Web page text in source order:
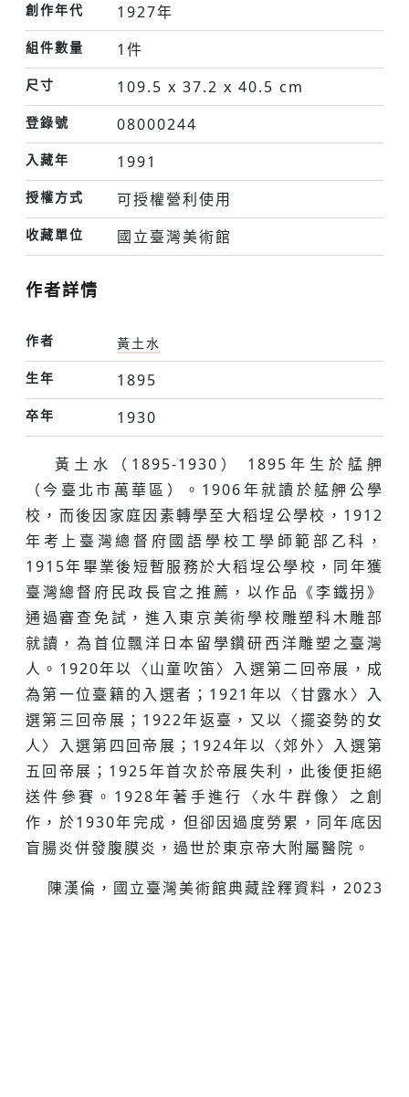
創作年代 1927年
組件數量 1件
尺寸 109.5 x 37.2 x 40.5 cm
登錄號 08000244
入藏年 1991
授權方式 可授權營利使用
收藏單位 國立臺灣美術館
作者詳情
作者
黃土水
生年
1895
卒年 1930
黃土水（1895-1930） 1895年生於艋舺
（今臺北市萬華區）。1906年就讀於艋舺公學
校，而後因家庭因素轉學至大稻埕公學校，1912
年考上臺灣總督府國語學校工學師範部乙科，
1915年畢業後短暫服務於大稻埕公學校，同年獲
臺灣總督府民政長官之推薦，以作品《李鐵拐》
通過審查免試，進入東京美術學校雕塑科木雕部
就讀，為首位飄洋日本留學鑽研西洋雕塑之臺灣
人。1920年以〈山童吹笛〉入選第二回帝展，成
為第一位臺籍的入選者；1921年以〈甘露水〉入
選第三回帝展；1922年返臺，又以〈擺姿勢的女
人〉入選第四回帝展；1924年以〈郊外〉入選第
五回帝展；1925年首次於帝展失利，此後便拒絕
送件參賽。1928年著手進行〈水牛群像〉之創
作，於1930年完成，但卻因過度勞累，同年底因
盲腸炎併發腹膜炎，過世於東京帝大附屬醫院。
陳漢倫，國立臺灣美術館典藏詮釋資料，2023